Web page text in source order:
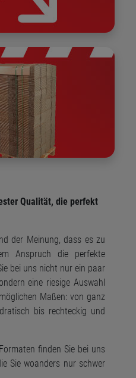
Qualität, die perfekt
der Meinung, dass es zu
Anspruch die perfekte
bei uns nicht nur ein paar
eine riesige Auswahl
Maßen: von ganz
bis rechteckig und
finden Sie bei uns
Sie woanders nur schwer